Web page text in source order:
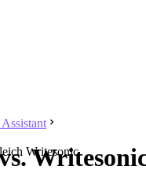
Writesonic